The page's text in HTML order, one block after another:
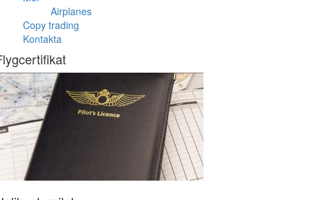
Airplanes
Copy trading
Kontakta